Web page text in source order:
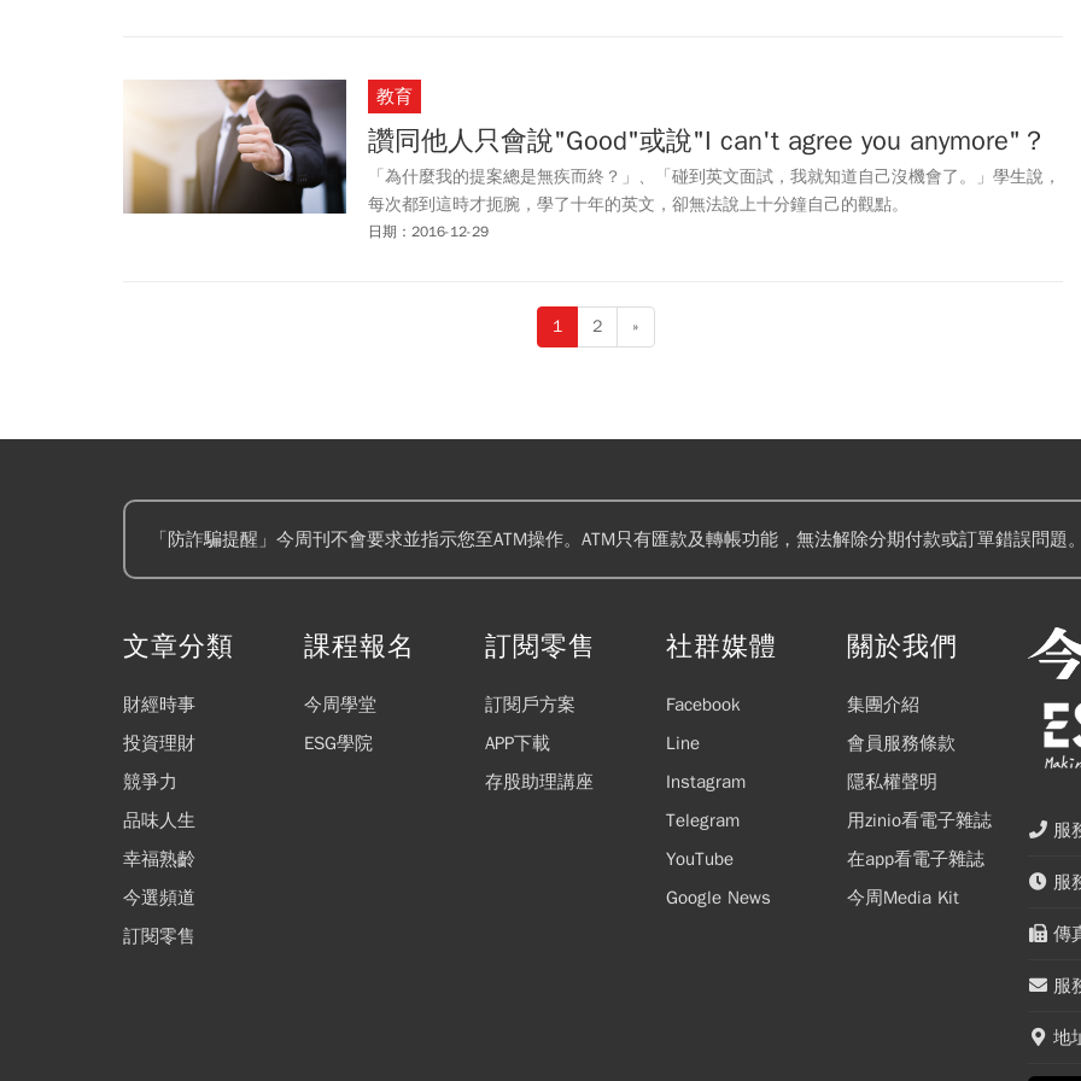
教育
讚同他人只會說"Good"或說"I can't agree you anymore"？
「為什麼我的提案總是無疾而終？」、「碰到英文面試，我就知道自己沒機會了。」學生說，
每次都到這時才扼腕，學了十年的英文，卻無法說上十分鐘自己的觀點。
日期：2016-12-29
1 2 »
「防詐騙提醒」今周刊不會要求並指示您至ATM操作。ATM只有匯款及轉帳功能，無法解除分期付款或訂單錯誤問題
文章分類
財經時事
投資理財
競爭力
品味人生
幸福熟齡
今選頻道
訂閱零售
課程報名
今周學堂
ESG學院
訂閱零售
訂閱戶方案
APP下載
存股助理講座
社群媒體
Facebook
Line
Instagram
Telegram
YouTube
Google News
關於我們
集團介紹
會員服務條款
隱私權聲明
用zinio看電子雜誌
在app看電子雜誌
今周Media Kit
服
服
傳
服
地